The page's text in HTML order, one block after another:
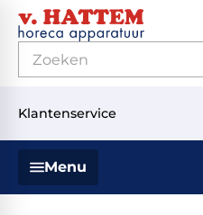
Klantenservice
Menu